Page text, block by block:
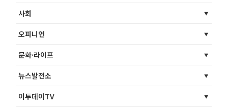
사회
오피니언
문화·라이프
뉴스발전소
이투데이TV